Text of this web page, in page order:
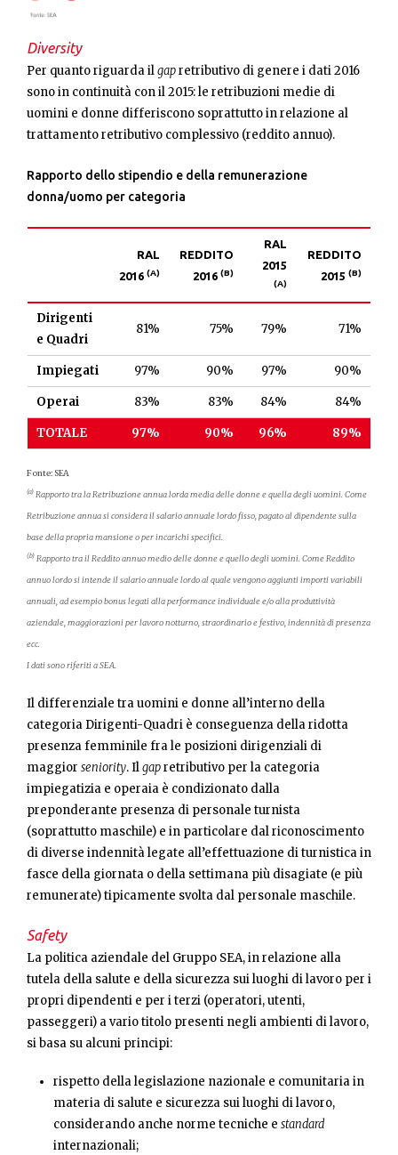
Diversity
Per quanto riguarda ilgapretributivo di genere i dati 2016
sono in continuità con il 2015: le retribuzioni medie di
uomini e donne differiscono soprattutto in relazione al
trattamento retributivo complessivo (reddito annuo).
Rapporto dello stipendio e della remunerazione
donna/uomo per categoria
RAL
2016 (A)
REDDITO
2016 (B)
RAL
2015
(A)
REDDITO
2015 (B)
Dirigenti
e Quadri
81% 75% 79% 71%
Impiegati 97% 90% 97% 90%
Operai 83% 83% 84% 84%
TOTALE 97% 90% 96% 89%
Fonte: SEA
(a) Rapporto tra la Retribuzione annua lorda media delle donne e quella degli uomini. Come
Retribuzione annua si considera il salario annuale lordo fisso, pagato al dipendente sulla
base della propria mansione o per incarichi specifici.
(b) Rapporto tra il Reddito annuo medio delle donne e quello degli uomini. Come Reddito
annuo lordo si intende il salario annuale lordo al quale vengono aggiunti importi variabili
annuali, ad esempio bonus legati alla performance individuale e/o alla produttività
aziendale, maggiorazioni per lavoro notturno, straordinario e festivo, indennità di presenza
ecc.
I dati sono riferiti a SEA.
Il differenziale tra uomini e donne all’interno della
categoria Dirigenti-Quadri è conseguenza della ridotta
presenza femminile fra le posizioni dirigenziali di
maggior seniority. Ilgapretributivo per la categoria
impiegatizia e operaia è condizionato dalla
preponderante presenza di personale turnista
(soprattutto maschile) e in particolare dal riconoscimento
di diverse indennità legate all’effettuazione di turnistica in
fasce della giornata o della settimana più disagiate (e più
remunerate) tipicamente svolta dal personale maschile.
Safety
La politica aziendale del Gruppo SEA, in relazione alla
tutela della salute e della sicurezza sui luoghi di lavoro per i
propri dipendenti e per i terzi (operatori, utenti,
passeggeri) a vario titolo presenti negli ambienti di lavoro,
si basa su alcuni principi:
rispetto della legislazione nazionale e comunitaria in
materia di salute e sicurezza sui luoghi di lavoro,
considerando anche norme tecniche e standard
internazionali;